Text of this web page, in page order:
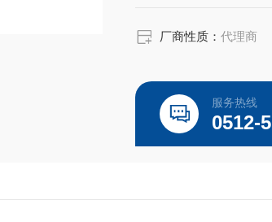
厂商性质：代理商
服务热线
0512-